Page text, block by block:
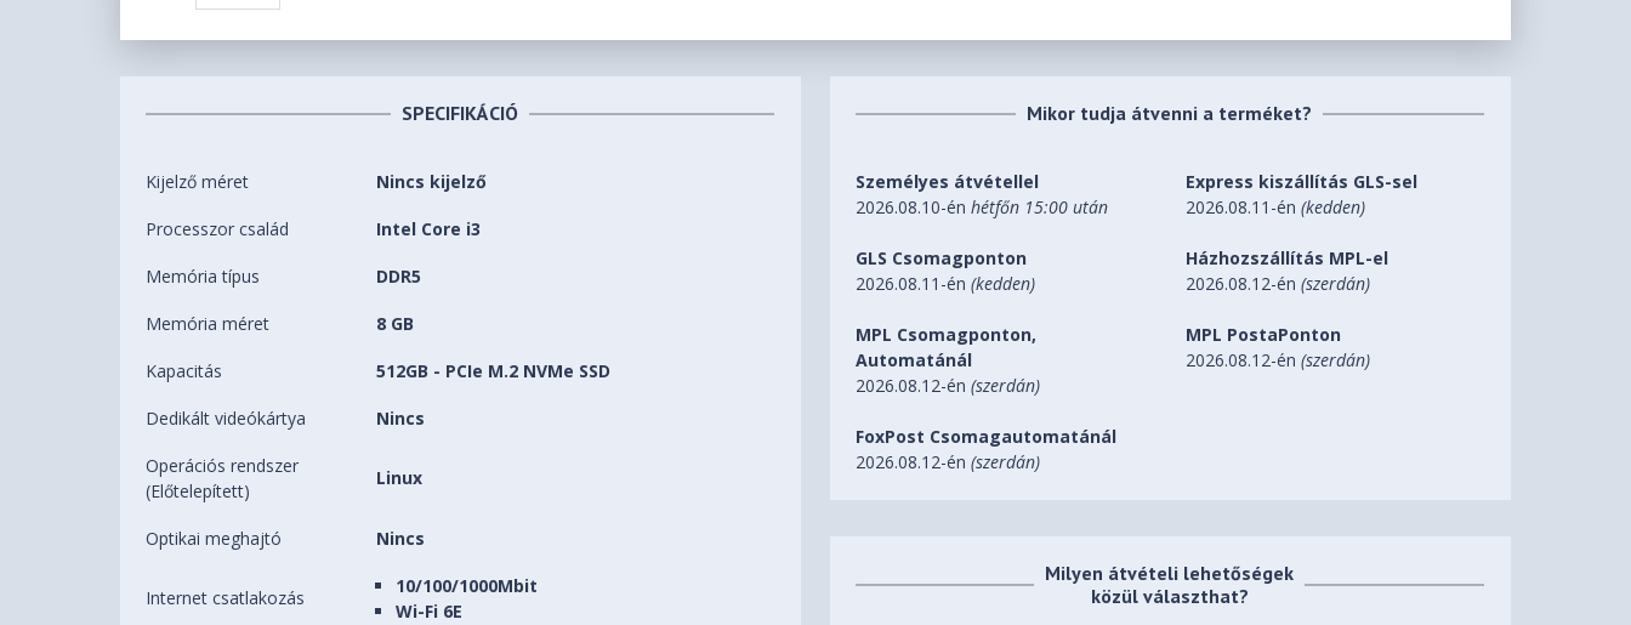
SPECIFIKÁCIÓ
Kijelző méret Nincs kijelző
Processzor család Intel Core i3
Memória típus DDR5
Memória méret 8 GB
Kapacitás 512GB - PCIe M.2 NVMe SSD
Dedikált videókártya Nincs
Operációs rendszer
(Előtelepített)
Linux
Optikai meghajtó Nincs
Internet csatlakozás
10/100/1000Mbit
Wi-Fi 6E
Mikor tudja átvenni a terméket?
Személyes átvétellel
2026.08.10-énhétfőn 15:00 után
Express kiszállítás GLS-sel
2026.08.11-én (kedden)
GLS Csomagponton
2026.08.11-én(kedden)
Házhozszállítás MPL-el
2026.08.12-én (szerdán)
MPL Csomagponton,
Automatánál
2026.08.12-én(szerdán)
MPL PostaPonton
2026.08.12-én (szerdán)
FoxPost Csomagautomatánál
2026.08.12-én(szerdán)
Milyen átvételi lehetőségek
közül választhat?